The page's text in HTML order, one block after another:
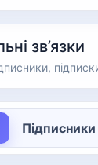
зв’язки
Підписники